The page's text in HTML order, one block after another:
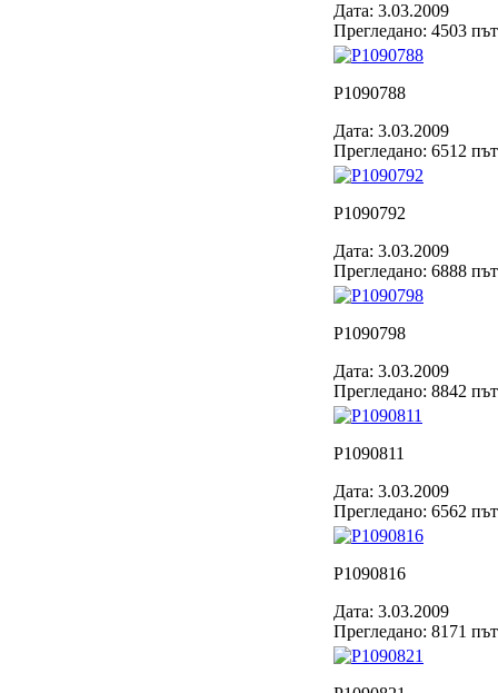
Дата: 3.03.2009
Прегледано: 4503
P1090788
Дата: 3.03.2009
Прегледано: 6512
P1090792
Дата: 3.03.2009
Прегледано: 6888
P1090798
Дата: 3.03.2009
Прегледано: 8842
P1090811
Дата: 3.03.2009
Прегледано: 6562
P1090816
Дата: 3.03.2009
Прегледано: 8171